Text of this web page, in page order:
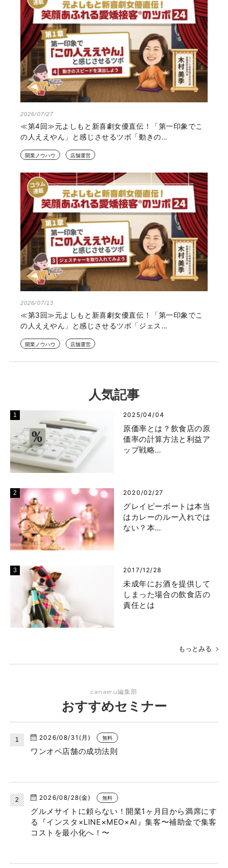
2026/07/27
≪第4回≫元よしもと新喜劇女優直伝！「第一印象でこ
の人ええやん」と感じさせるツボ「動きの…
開業ノウハウ 店舗運営
2026/07/13
≪第3回≫元よしもと新喜劇女優直伝！「第一印象でこ
の人ええやん」と感じさせるツボ「ジェス…
開業ノウハウ 店舗運営
人気記事
2025/04/04
原価率とは？飲食店の原
価率の計算方法と利益ア
ップ戦略…
2020/02/27
グレイビーボートは本当
はカレーのルー入れでは
ない？本…
2017/12/28
未成年にお酒を提供して
しまった場合の飲食店の
責任とは
もっとみる
canaeru編集部
おすすめセミナー
2026/08/31(月) 無料
ワンオペ店舗の成功法則
2026/08/28(金) 無料
グルメサイトに頼らない！開業1ヶ月目から満席にす
る『インスタ×LINE×MEO×AI』集客〜補助金で集客
コストを最小化へ！〜